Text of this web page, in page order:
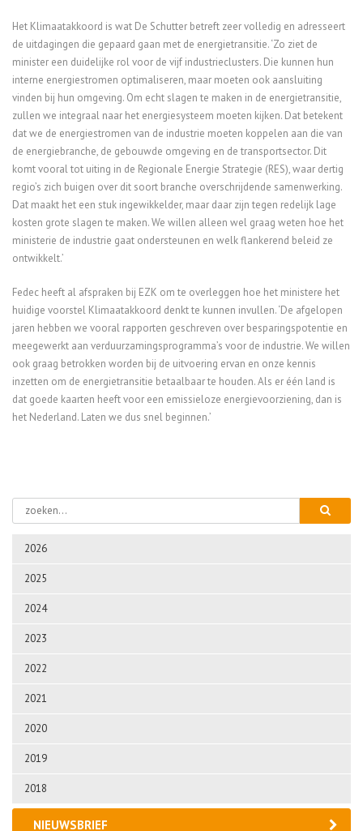
2026
2025
2024
2023
2022
2021
2020
2019
2018
NIEUWSBRIEF
Het Klimaatakkoord is wat De Schutter betreft zeer volledig en adresseert
de uitdagingen die gepaard gaan met de energietransitie. ‘Zo ziet de
minister een duidelijke rol voor de vijf industrieclusters. Die kunnen hun
interne energiestromen optimaliseren, maar moeten ook aansluiting
vinden bij hun omgeving. Om echt slagen te maken in de energietransitie,
zullen we integraal naar het energiesysteem moeten kijken. Dat betekent
dat we de energiestromen van de industrie moeten koppelen aan die van
de energiebranche, de gebouwde omgeving en de transportsector. Dit
komt vooral tot uiting in de Regionale Energie Strategie (RES), waar dertig
regio’s zich buigen over dit soort branche overschrijdende samenwerking.
Dat maakt het een stuk ingewikkelder, maar daar zijn tegen redelijk lage
kosten grote slagen te maken. We willen alleen wel graag weten hoe het
ministerie de industrie gaat ondersteunen en welk flankerend beleid ze
ontwikkelt.’
Fedec heeft al afspraken bij EZK om te overleggen hoe het ministere het
huidige voorstel Klimaatakkoord denkt te kunnen invullen. ‘De afgelopen
jaren hebben we vooral rapporten geschreven over besparingspotentie en
meegewerkt aan verduurzamingsprogramma’s voor de industrie. We willen
ook graag betrokken worden bij de uitvoering ervan en onze kennis
inzetten om de energietransitie betaalbaar te houden. Als er één land is
dat goede kaarten heeft voor een emissieloze energievoorziening, dan is
het Nederland. Laten we dus snel beginnen.’